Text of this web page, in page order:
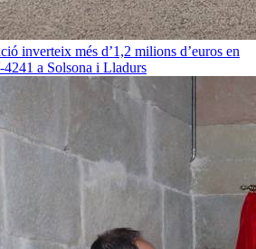
inverteix més d’1,2 milions d’euros en
a Solsona i Lladurs